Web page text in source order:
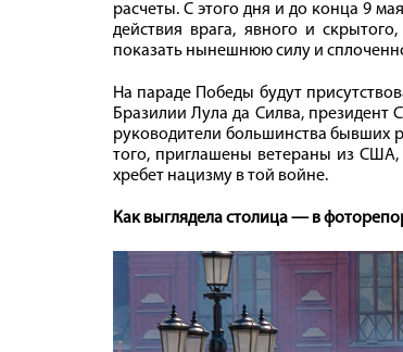
расчеты. С этого дня и до конца 9
действия врага, явного и
показать нынешнюю силу и
На параде Победы будут
Бразилии Лула да Силва,
руководители большинства бывших
того, приглашены ветераны из
хребет нацизму в той войне.
Как выглядела столица — в